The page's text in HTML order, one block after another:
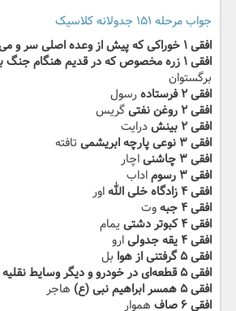
جواب مرحله ۱۵۱ جدولانه کلاسیک
افقی ۱ خوراکی که پیش از وعده اصلی‬‫ سر و می‌شود
افقی ۱ زره مخصوص که در‬‫ ‬‫قدیم هنگام جنگ بر تن می‌کردند
برگستوان
افقی ۲ فرستاده
رسول
افقی ۲ روغن نفتی
گریس
افقی ۲ بینش‬‫
درایت
افقی ۳ نوعی پارچه ابریشمی
تافته
افقی ۳ چاشنی‬‫
اچار
افقی ۳ رسوم‬‫
اداب
افقی ۴ زادگاه خلی ‌الله
اور
افقی ۴ جبه
وت
افقی ۴ کبوتر ‬‬‫دشتی
یمام
افقی ۴ یقه جدولی‬‫
ارو
افقی ۵ گرفتنی از هوا
بل
افقی ۵ قطعه‌ای در‬‫ ‬‫خودرو و دیگر وسایط نقلیه
افقی ۵ همسر‬‫ ابراهیم نبی (ع)‬‫
هاجر
افقی ۶ صاف
هموار